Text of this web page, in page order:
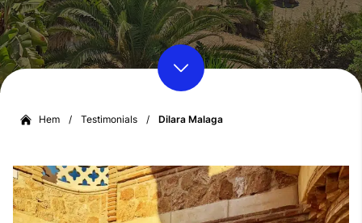
Hem / Testimonials / Dilara Malaga